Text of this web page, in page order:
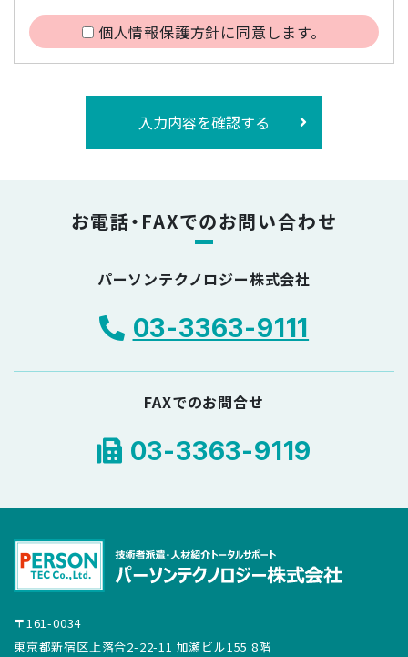
個人情報保護方針に同意します。
入力内容を確認する
お電話・FAXでのお問い合わせ
パーソンテクノロジー株式会社
03-3363-9111
FAXでのお問合せ
03-3363-9119
〒161-0034
東京都新宿区上落合2-22-11 加瀬ビル155 8階